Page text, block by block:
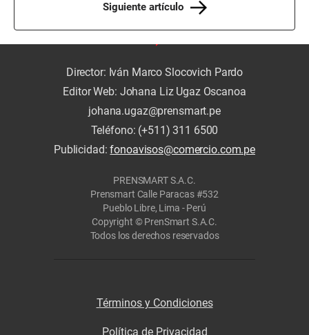
Siguiente artículo
Director: Iván Marco Slocovich Pardo
Editor Web: Johana Liz Ugaz Oscanoa
johana.ugaz@prensmart.pe
Teléfono: (+511) 311 6500
Publicidad:fonoavisos@comercio.com.pe
PRENSMART S.A.C.
Prensmart Calle Paracas #532
Pueblo Libre, Lima - Perú
Copyright © PrenSmart S.A.C.
Todos los derechos reservados
Términos y Condiciones
Política de Privacidad